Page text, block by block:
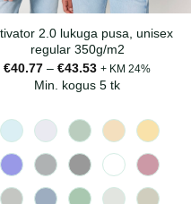
2.0 lukuga pusa, unisex
regular 350g/m2
€40.77 – €43.53Hinnavahemik:
€40.77
kuni
+ KM 24%
Min. kogus 5 tk